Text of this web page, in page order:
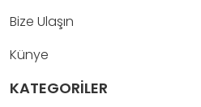
Bize Ulaşın
Künye
KATEGORİLER